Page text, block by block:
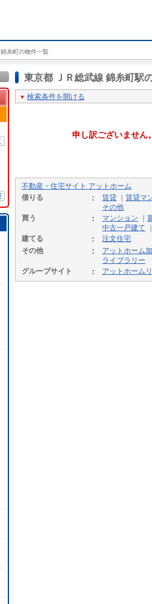
錦糸町の物件一覧
東京都 ＪＲ総武線 錦糸町駅
検索条件を開ける
申し訳ございません
不動産・住宅サイト アットホーム
借りる
賃貸
賃貸マ
その他
買う
マンション
中古一戸建て
建てる
注文住宅
その他
アットホーム
ライブラリー
グループサイト
アットホーム